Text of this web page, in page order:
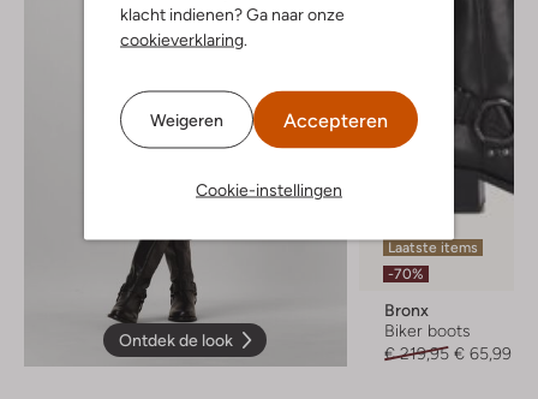
klacht indienen? Ga naar onze
cookieverklaring.
Weigeren Accepteren
Cookie-instellingen
Ontdek de look
Laatste items
-70%
Bronx
Biker boots
€ 219,95 € 65,99